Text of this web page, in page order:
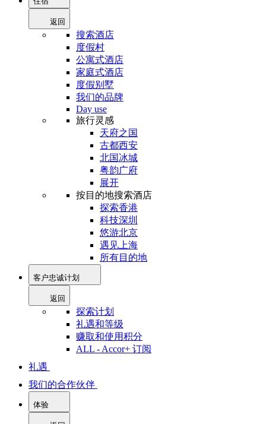
返回
搜索酒店
度假村
公寓式酒店
家庭式酒店
度假别墅
我们的品牌
Day use
旅行灵感
天府之国
古都西安
北国冰城
粤韵广府
展开
按目的地搜索酒店
探索香港
科技深圳
悠游北京
遇见上海
所有目的地
客户忠诚计划
返回
探索计划
礼遇和等级
赚取和使用积分
ALL - Accor+ 订阅
礼遇
我们的合作伙伴
体验